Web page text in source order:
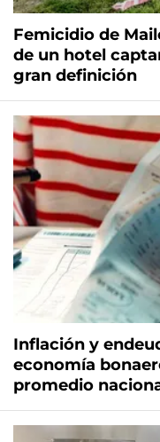
Femicidio de
de un hotel
gran definición
Inflación y
economía
promedio